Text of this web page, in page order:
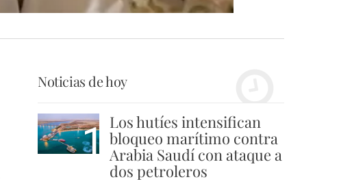
Noticias de hoy
1 Los hutíes intensifican
bloqueo marítimo contra
Arabia Saudí con ataque a
dos petroleros